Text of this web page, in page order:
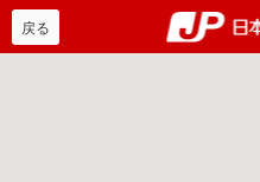
戻る